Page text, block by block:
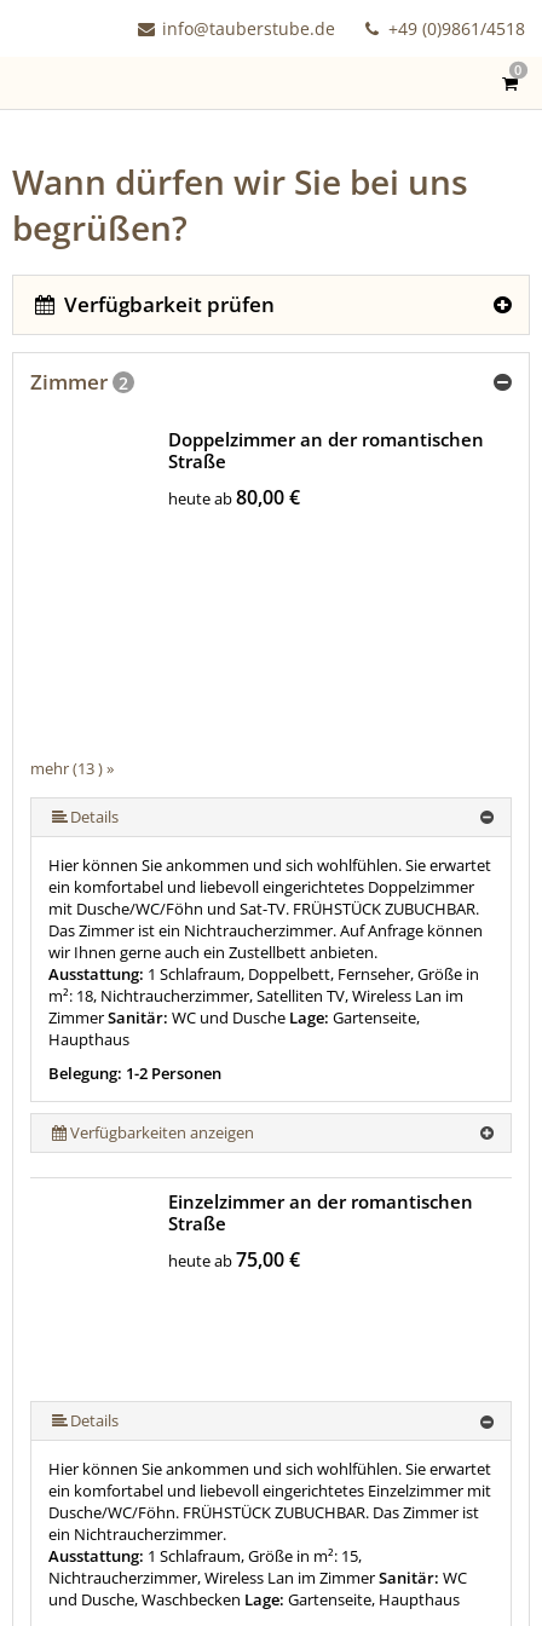
info@tauberstube.de +49 (0)9861/4518
0
Wann dürfen wir Sie bei uns
begrüßen?
Verfügbarkeit prüfen
Zimmer 2
mehr (13 ) »
mehr (13 ) »
mehr (13 ) »
mehr (13 ) »
mehr (13 ) »
mehr (13 ) »
mehr (13 ) »
mehr (13 ) »
mehr (13 ) »
mehr (13 ) »
Doppelzimmer an der romantischen
Straße
heute ab80,00 €
Details
Hier können Sie ankommen und sich wohlfühlen. Sie erwartet
ein komfortabel und liebevoll eingerichtetes Doppelzimmer
mit Dusche/WC/Föhn und Sat-TV. FRÜHSTÜCK ZUBUCHBAR.
Das Zimmer ist ein Nichtraucherzimmer. Auf Anfrage können
wir Ihnen gerne auch ein Zustellbett anbieten.
Ausstattung: 1 Schlafraum, Doppelbett, Fernseher, Größe in
m²: 18, Nichtraucherzimmer, Satelliten TV, Wireless Lan im
ZimmerSanitär: WC und Dusche Lage: Gartenseite,
Haupthaus
Belegung: 1-2 Personen
Verfügbarkeiten anzeigen
Einzelzimmer an der romantischen
Straße
heute ab75,00 €
Details
Hier können Sie ankommen und sich wohlfühlen. Sie erwartet
ein komfortabel und liebevoll eingerichtetes Einzelzimmer mit
Dusche/WC/Föhn. FRÜHSTÜCK ZUBUCHBAR. Das Zimmer ist
ein Nichtraucherzimmer.
Ausstattung: 1 Schlafraum, Größe in m²: 15,
Nichtraucherzimmer, Wireless Lan im ZimmerSanitär: WC
und Dusche, Waschbecken Lage: Gartenseite, Haupthaus